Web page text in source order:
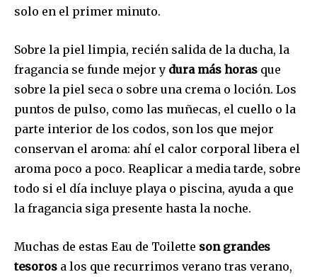
solo en el primer minuto.
Sobre la piel limpia, recién salida de la ducha, la
fragancia se funde mejor y dura más horas que
sobre la piel seca o sobre una crema o loción. Los
puntos de pulso, como las muñecas, el cuello o la
parte interior de los codos, son los que mejor
conservan el aroma: ahí el calor corporal libera el
aroma poco a poco. Reaplicar a media tarde, sobre
todo si el día incluye playa o piscina, ayuda a que
la fragancia siga presente hasta la noche.
Muchas de estas Eau de Toilette son grandes
tesoros a los que recurrimos verano tras verano,